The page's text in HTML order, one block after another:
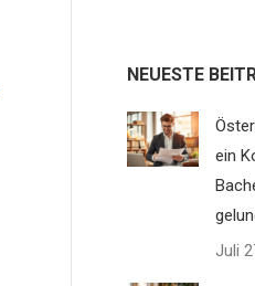
NEUESTE
ein
Juli